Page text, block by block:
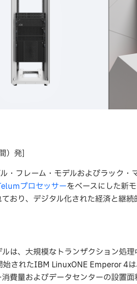
）発]
・フレーム・モデルおよびラック・
プロセッサーをベースにした新
おり、デジタル化された経済と継
は、大規模なトランザクション処
されたIBM LinuxONE Emperor 4
費量およびデータセンターの設置